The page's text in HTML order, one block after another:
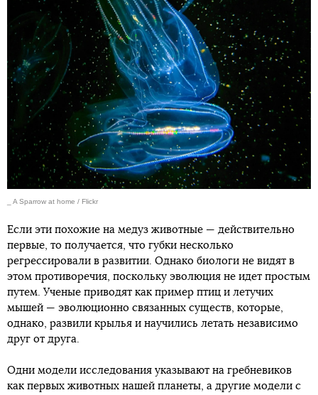
_ A Sparrow at home / Flickr
Если эти похожие на медуз животные — действительно
первые, то получается, что губки несколько
регрессировали в развитии. Однако биологи не видят в
этом противоречия, поскольку эволюция не идет простым
путем. Ученые приводят как пример птиц и летучих
мышей — эволюционно связанных существ, которые,
однако, развили крылья и научились летать независимо
друг от друга.
Одни модели исследования указывают на гребневиков
как первых животных нашей планеты, а другие модели с